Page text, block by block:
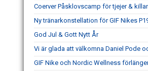
Coerver Påsklovscamp för tjejer &
Ny tränarkonstellation för GIF Nikes
God Jul & Gott Nytt År
Vi är glada att välkomna Daniel Pode
GIF Nike och Nordic Wellness